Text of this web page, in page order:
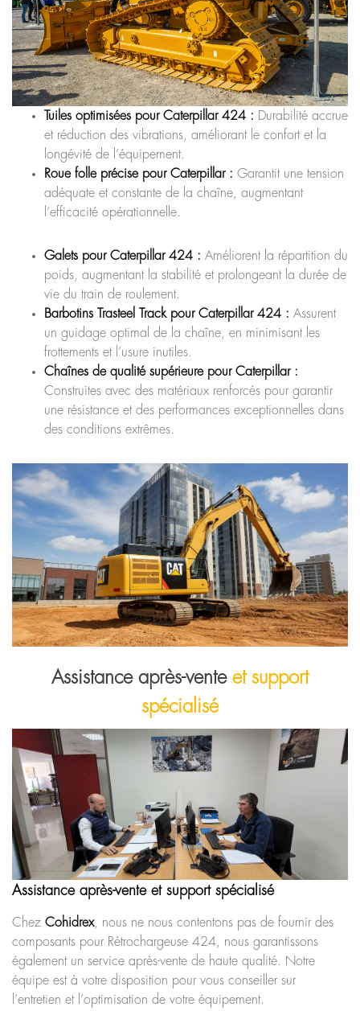
Tuiles optimisées pour Caterpillar 424 : Durabilité accrue
et réduction des vibrations, améliorant le confort et la
longévité de l’équipement.
Roue folle précise pour Caterpillar : Garantit une tension
adéquate et constante de la chaîne, augmentant
l’efficacité opérationnelle.
Galets pour Caterpillar 424 : Améliorent la répartition du
poids, augmentant la stabilité et prolongeant la durée de
vie du train de roulement.
Barbotins Trasteel Track pour Caterpillar 424 : Assurent
un guidage optimal de la chaîne, en minimisant les
frottements et l’usure inutiles.
Chaînes de qualité supérieure pour Caterpillar :
Construites avec des matériaux renforcés pour garantir
une résistance et des performances exceptionnelles dans
des conditions extrêmes.
Assistance après-vente et support
spécialisé
Assistance après-vente et support spécialisé
Chez Cohidrex, nous ne nous contentons pas de fournir des
composants pour Rétrochargeuse 424, nous garantissons
également un service après-vente de haute qualité. Notre
équipe est à votre disposition pour vous conseiller sur
l’entretien et l’optimisation de votre équipement.